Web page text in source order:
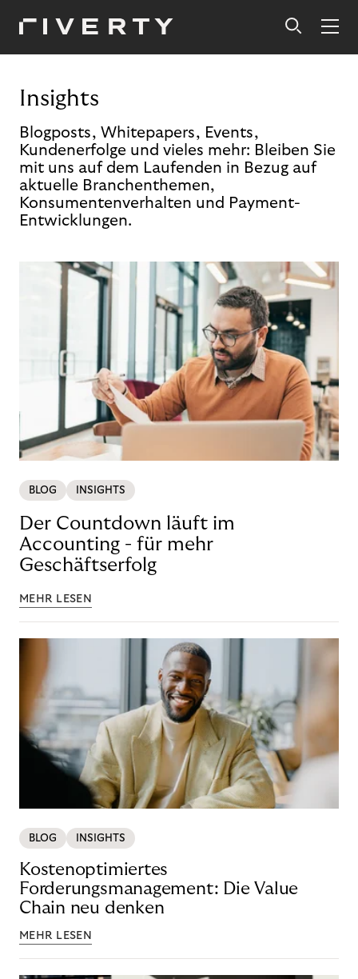
Insights
Blogposts, Whitepapers, Events,
Kundenerfolge und vieles mehr: Bleiben Sie
mit uns auf dem Laufenden in Bezug auf
aktuelle Branchenthemen,
Konsumentenverhalten und Payment-
Entwicklungen.
BLOG INSIGHTS
Der Countdown läuft im
Accounting - für mehr
Geschäftserfolg
MEHR LESEN
BLOG INSIGHTS
Kostenoptimiertes
Forderungsmanagement: Die Value
Chain neu denken
MEHR LESEN